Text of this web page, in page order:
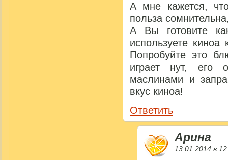
А мне кажется,
польза
А Вы готовите
используете киноа
Попробуйте это
играет нут, его
маслинами и
вкус киноа!
Ответить
Арина
13.01.2014 в